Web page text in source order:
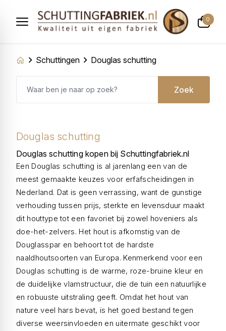
0
Schuttingen Douglas schutting
Zoek
Douglas schutting
Douglas schutting kopen bij Schuttingfabriek.nl
Een Douglas schutting is al jarenlang een van de
meest gemaakte keuzes voor erfafscheidingen in
Nederland. Dat is geen verrassing, want de gunstige
verhouding tussen prijs, sterkte en levensduur maakt
dit houttype tot een favoriet bij zowel hoveniers als
doe-het-zelvers. Het hout is afkomstig van de
Douglasspar en behoort tot de hardste
naaldhoutsoorten van Europa. Kenmerkend voor een
Douglas schutting is de warme, roze-bruine kleur en
de duidelijke vlamstructuur, die de tuin een natuurlijke
en robuuste uitstraling geeft. Omdat het hout van
nature veel hars bevat, is het goed bestand tegen
diverse weersinvloeden en uitermate geschikt voor